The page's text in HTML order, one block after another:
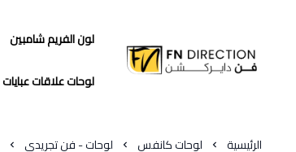
فن دايركشن
لون الفريم شامبين
لوحات علاقات عبايات
الرئيسية لوحات كانفس لوحات - فن تجريدي